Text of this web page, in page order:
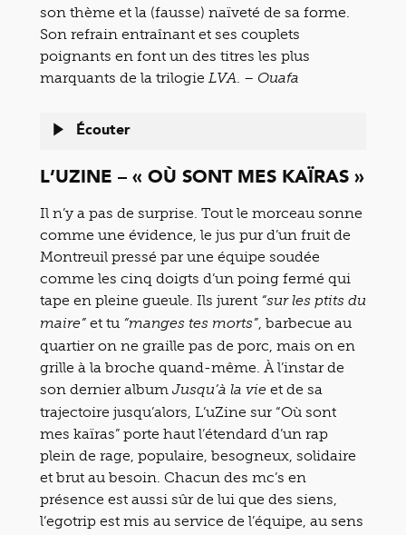
son thème et la (fausse) naïveté de sa forme.
Son refrain entraînant et ses couplets
poignants en font un des titres les plus
marquants de la trilogie LVA . – Ouafa
Écouter
L’UZINE – « OÙ SONT MES KAÏRAS »
Il n’y a pas de surprise. Tout le morceau sonne
comme une évidence, le jus pur d’un fruit de
Montreuil pressé par une équipe soudée
comme les cinq doigts d’un poing fermé qui
tape en pleine gueule. Ils jurent “sur les ptits du
maire” et tu “manges tes morts” , barbecue au
quartier on ne graille pas de porc, mais on en
grille à la broche quand-même. À l’instar de
son dernier album Jusqu’à la vie et de sa
trajectoire jusqu’alors, L’uZine sur “Où sont
mes kaïras” porte haut l’étendard d’un rap
plein de rage, populaire, besogneux, solidaire
et brut au besoin. Chacun des mc’s en
présence est aussi sûr de lui que des siens,
l’egotrip est mis au service de l’équipe, au sens